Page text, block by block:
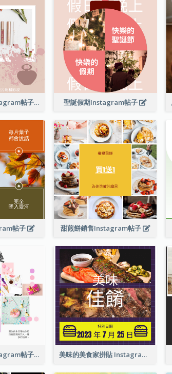
護膚品大特賣Instagram帖子 聖誕假期Instagram帖子
帖子 甜煎餅銷售Instagram帖子
生日快樂祝福Instagram帖子 美味的美食家拼貼 Instagram 帖子